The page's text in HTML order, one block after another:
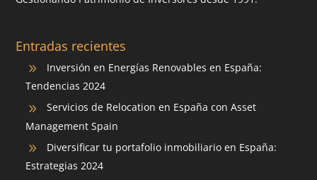
Entradas recientes
9
Inversión en Energías Renovables en España:
Tendencias 2024
9
Servicios de Relocation en España con Asset
Management Spain
9
Diversificar tu portafolio inmobiliario en España:
Estrategias 2024